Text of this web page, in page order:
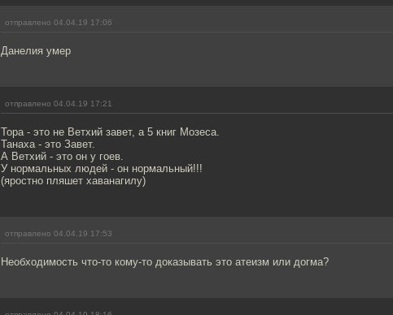
отправлено 04.04.19 17:06
Данелия умер
отправлено 04.04.19 17:21
Тора - это не Ветхий завет, а 5 книг Мозеса.
Танаха - это Завет.
А Ветхий - это он у гоев.
У нормальных людей - он нормальный!!!
(яростно пляшет хаванагилу)
отправлено 04.04.19 17:53
Необходимость что-то кому-то доказывать это атеизм или догма?